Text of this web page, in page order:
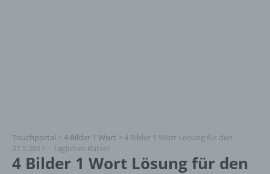
Touchportal > 4 Bilder 1 Wort > 4 Bilder 1 Wort Lösung für den
21.5.2017 – Tägliches Rätsel
4 Bilder 1 Wort Lösung für den